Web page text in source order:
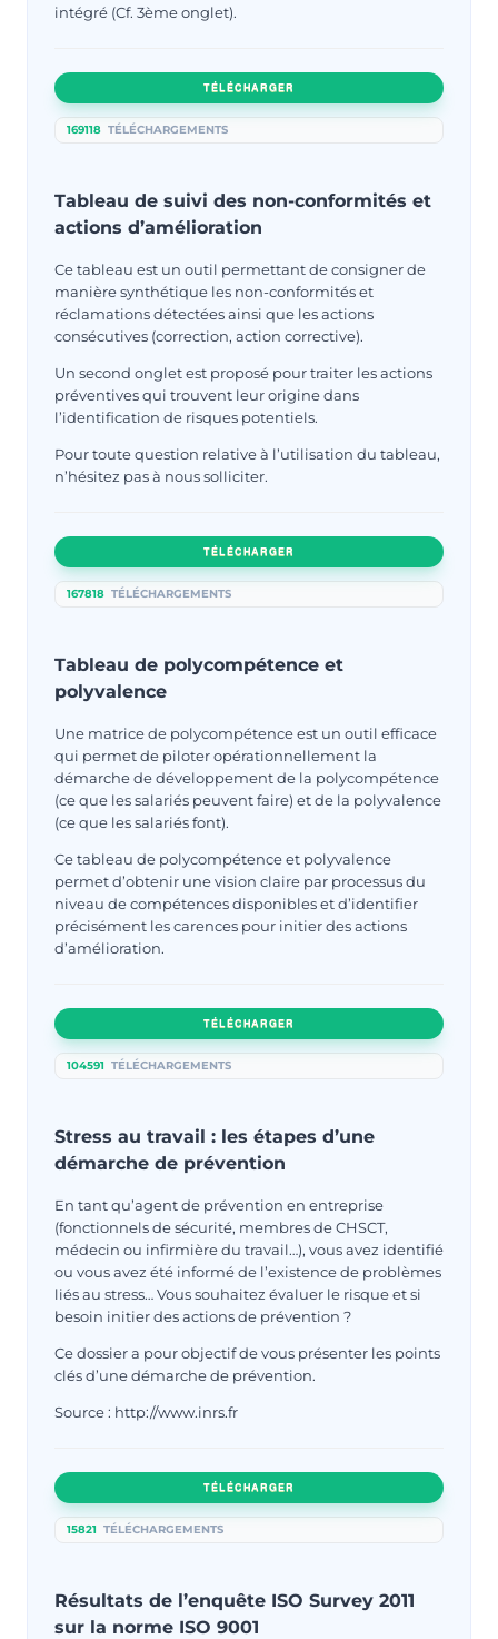
intégré (Cf. 3ème onglet).
TÉLÉCHARGER
169118 TÉLÉCHARGEMENTS
Tableau de suivi des non-conformités et
actions d’amélioration
Ce tableau est un outil permettant de consigner de
manière synthétique les non-conformités et
réclamations détectées ainsi que les actions
consécutives (correction, action corrective).
Un second onglet est proposé pour traiter les actions
préventives qui trouvent leur origine dans
l’identification de risques potentiels.
Pour toute question relative à l’utilisation du tableau,
n’hésitez pas à nous solliciter.
TÉLÉCHARGER
167818 TÉLÉCHARGEMENTS
Tableau de polycompétence et
polyvalence
Une matrice de polycompétence est un outil efficace
qui permet de piloter opérationnellement la
démarche de développement de la polycompétence
(ce que les salariés peuvent faire) et de la polyvalence
(ce que les salariés font).
Ce tableau de polycompétence et polyvalence
permet d’obtenir une vision claire par processus du
niveau de compétences disponibles et d’identifier
précisément les carences pour initier des actions
d’amélioration.
TÉLÉCHARGER
104591 TÉLÉCHARGEMENTS
Stress au travail : les étapes d’une
démarche de prévention
En tant qu’agent de prévention en entreprise
(fonctionnels de sécurité, membres de CHSCT,
médecin ou infirmière du travail…), vous avez identifié
ou vous avez été informé de l’existence de problèmes
liés au stress… Vous souhaitez évaluer le risque et si
besoin initier des actions de prévention ?
Ce dossier a pour objectif de vous présenter les points
clés d’une démarche de prévention.
Source : http://www.inrs.fr
TÉLÉCHARGER
15821 TÉLÉCHARGEMENTS
Résultats de l’enquête ISO Survey 2011
sur la norme ISO 9001